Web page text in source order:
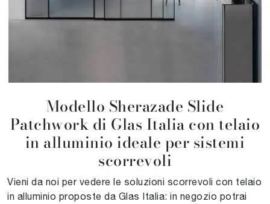
Modello Sherazade Slide
Patchwork di Glas Italia con telaio
in alluminio ideale per sistemi
scorrevoli
Vieni da noi per vedere le soluzioni scorrevoli con telaio
in alluminio proposte da Glas Italia: in negozio potrai